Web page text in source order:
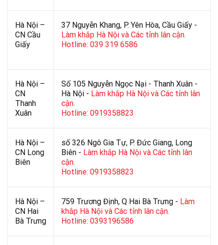
Hà Nội –
CN Cầu
Giấy
37 Nguyễn Khang, P. Yên Hòa, Cầu Giấy -
Làm khắp Hà Nội và Các tỉnh lân cận.
Hotline: 039 319 6586
Hà Nội –
CN
Thanh
Xuân
Số 105 Nguyễn Ngọc Nại - Thanh Xuân -
Hà Nội - Làm khắp Hà Nội và Các tỉnh lân
cận.
Hotline: 0919358823
Hà Nội –
CN Long
Biên
số 326 Ngô Gia Tự, P. Đức Giang, Long
Biên - Làm khắp Hà Nội và Các tỉnh lân
cận.
Hotline: 0919358823
Hà Nội –
CN Hai
Bà Trưng
759 Trương Định, Q Hai Bà Trưng - Làm
khắp Hà Nội và Các tỉnh lân cận.
Hotline: 0393196586